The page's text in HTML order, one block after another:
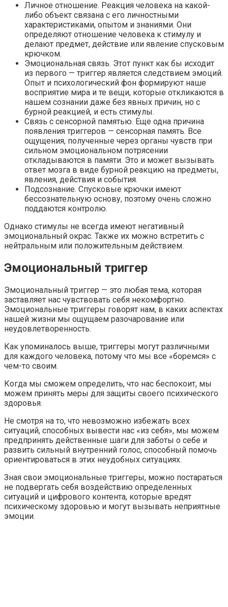
Личное отношение. Реакция человека на какой-
либо объект связана с его личностными
характеристиками, опытом и знаниями. Они
определяют отношение человека к стимулу и
делают предмет, действие или явление спусковым
крючком.
Эмоциональная связь. Этот пункт как бы исходит
из первого — триггер является следствием эмоций.
Опыт и психологический фон формируют наше
восприятие мира и те вещи, которые откликаются в
нашем сознании даже без явных причин, но с
бурной реакцией, и есть стимулы.
Связь с сенсорной памятью. Еще одна причина
появления триггеров — сенсорная память. Все
ощущения, полученные через органы чувств при
сильном эмоциональном потрясении
откладываются в памяти. Это и может вызывать
ответ мозга в виде бурной реакцию на предметы,
явления, действия и события.
Подсознание. Спусковые крючки имеют
бессознательную основу, поэтому очень сложно
поддаются контролю.
Однако стимулы не всегда имеют негативный
эмоциональный окрас. Также их можно встретить с
нейтральным или положительным действием.
Эмоциональный триггер
Эмоциональный триггер — это любая тема, которая
заставляет нас чувствовать себя некомфортно.
Эмоциональные триггеры говорят нам, в каких аспектах
нашей жизни мы ощущаем разочарование или
неудовлетворенность.
Как упоминалось выше, триггеры могут различными
для каждого человека, потому что мы все «боремся» с
чем-то своим.
Когда мы сможем определить, что нас беспокоит, мы
можем принять меры для защиты своего психического
здоровья.
Не смотря на то, что невозможно избежать всех
ситуаций, способных вывести нас «из себя», мы можем
предпринять действенные шаги для заботы о себе и
развить сильный внутренний голос, способный помочь
ориентироваться в этих неудобных ситуациях.
Зная свои эмоциональные триггеры, можно постараться
не подвергать себя воздействию определенных
ситуаций и цифрового контента, которые вредят
психическому здоровью и могут вызывать неприятные
эмоции.